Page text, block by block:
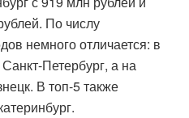
По числу
немного отличается: в
Петербург, а на
В топ-5 также